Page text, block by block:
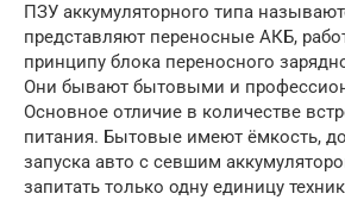
ПЗУ аккумуляторного типа
представляют переносные АКБ,
принципу блока переносного
Они бывают бытовыми и
Основное отличие в количестве
питания. Бытовые имеют ёмкость,
запуска авто с севшим
запитать только одну единицу